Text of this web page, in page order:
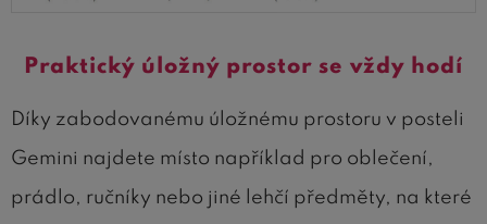
Praktický úložný prostor se vždy hodí
Díky zabodovanému úložnému prostoru v posteli
Gemini najdete místo například pro oblečení,
prádlo, ručníky nebo jiné lehčí předměty, na které